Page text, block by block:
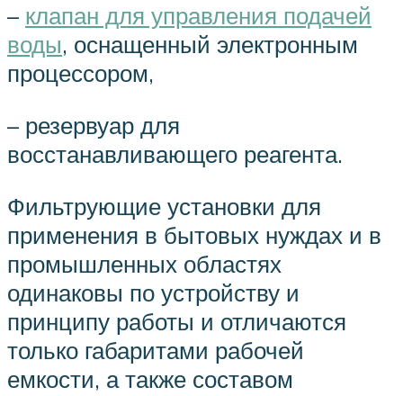
– клапан для управления подачей
воды, оснащенный электронным
процессором,
– резервуар для
восстанавливающего реагента.
Фильтрующие установки для
применения в бытовых нуждах и в
промышленных областях
одинаковы по устройству и
принципу работы и отличаются
только габаритами рабочей
емкости, а также составом